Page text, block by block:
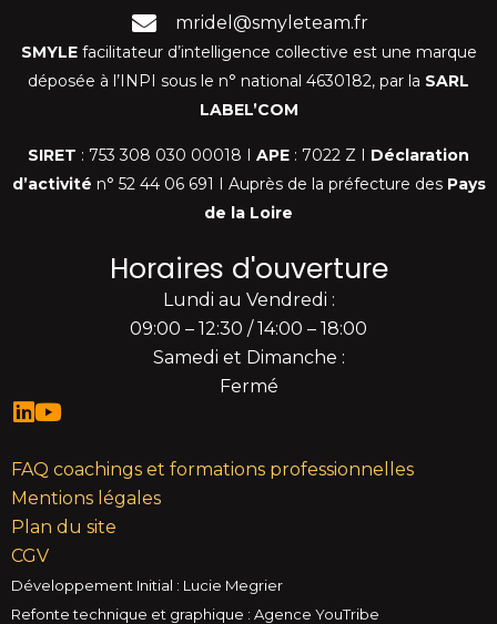
Nous respectons votre vie privée.
Nous utilisons des cookies pour améliorer votre
expérience de navigation, diffuser des publicités ou des
contenus personnalisés et analyser notre trafic. En
cliquant sur « Tout accepter », vous consentez à notre
utilisation des cookies.
Réserver ma
mridel@smyleteam.fr
SMYLEfacilitateur d’intelligence collective est une marque
déposée à l’INPI sous le n° national 4630182, par la SARL
LABEL’COM
SIRET : 753 308 030 00018 I APE : 7022 Z I Déclaration
d’activité n° 52 44 06 691 I Auprès de la préfecture des Pays
de la Loire
Horaires d'ouverture
Lundi au Vendredi :
09:00 – 12:30 / 14:00 – 18:00
Samedi et Dimanche :
Fermé
FAQ coachings et formations professionnelles
Mentions légales
Plan du site
CGV
Développement Initial : Lucie Megrier
Refonte technique et graphique : Agence YouTribe